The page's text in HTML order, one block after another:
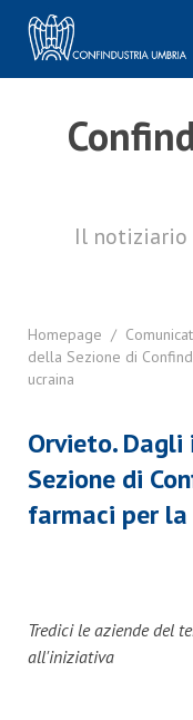
Il notiziario
Homepage /
della Sezione di
ucraina
Orvieto.
Sezione di
farmaci per
Tredici le aziende del
all'iniziativa